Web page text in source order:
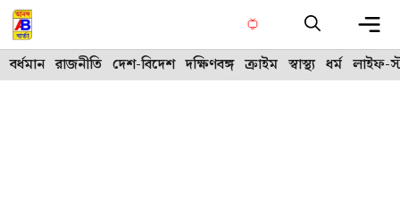
Skip
to
content
বর্ধমান রাজনীতি দেশ-বিদেশ দক্ষিণবঙ্গ ক্রাইম স্বাস্থ্য ধর্ম লাইফ-